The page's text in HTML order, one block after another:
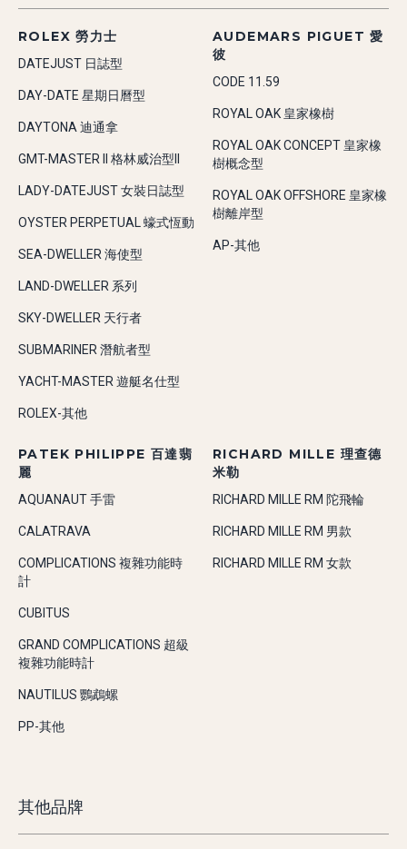
ROLEX 勞力士
DATEJUST 日誌型
DAY-DATE 星期日曆型
DAYTONA 迪通拿
GMT-MASTER II 格林威治型II
LADY-DATEJUST 女裝日誌型
OYSTER PERPETUAL 蠔式恆動
SEA-DWELLER 海使型
LAND-DWELLER 系列
SKY-DWELLER 天行者
SUBMARINER 潛航者型
YACHT-MASTER 遊艇名仕型
ROLEX-其他
AUDEMARS PIGUET 愛
彼
CODE 11.59
ROYAL OAK 皇家橡樹
ROYAL OAK CONCEPT 皇家橡
樹概念型
ROYAL OAK OFFSHORE 皇家橡
樹離岸型
AP-其他
PATEK PHILIPPE 百達翡
麗
AQUANAUT 手雷
CALATRAVA
COMPLICATIONS 複雜功能時
計
CUBITUS
GRAND COMPLICATIONS 超級
複雜功能時計
NAUTILUS 鸚鵡螺
PP-其他
RICHARD MILLE 理查德
米勒
RICHARD MILLE RM 陀飛輪
RICHARD MILLE RM 男款
RICHARD MILLE RM 女款
其他品牌